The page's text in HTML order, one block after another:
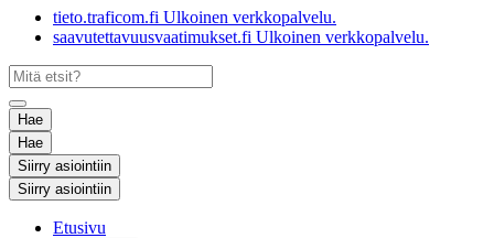
tieto.traficom.fi Ulkoinen verkkopalvelu.
saavutettavuusvaatimukset.fi Ulkoinen verkkopalvelu.
Hae
Hae
Siirry asiointiin
Siirry asiointiin
Etusivu